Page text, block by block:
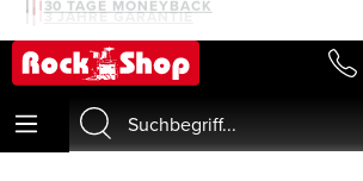
3 JAHRE GARANTIE
30 TAGE MONEYBACK